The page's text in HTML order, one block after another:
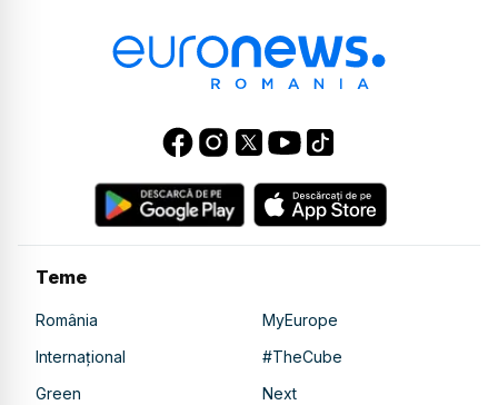
Teme
România
MyEurope
Internațional
#TheCube
Green
Next